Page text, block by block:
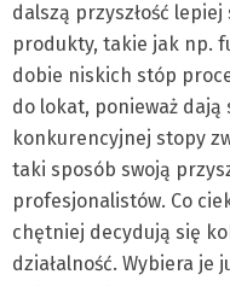
dalszą przyszłość
produkty, takie jak np.
dobie niskich stóp
do lokat, ponieważ dają
konkurencyjnej stopy
taki sposób swoją
profesjonalistów. Co
chętniej decydują się
działalność. Wybiera je